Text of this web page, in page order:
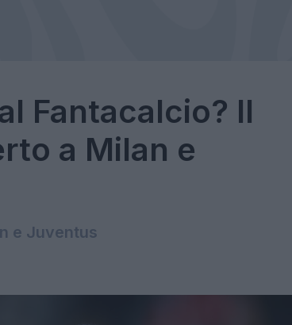
Fantacalcio? Il
a Milan e
e Juventus